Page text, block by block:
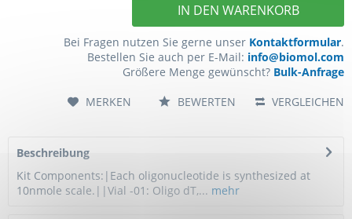
IN DEN WARENKORB
Bei Fragen nutzen Sie gerne unser Kontaktformular.
Bestellen Sie auch per E-Mail: info@biomol.com
Größere Menge gewünscht? Bulk-Anfrage
VERGLEICHEN
MERKEN BEWERTEN
Beschreibung
Kit Components:|Each oligonucleotide is synthesized at
10nmole scale.||Vial -01: Oligo dT,... mehr